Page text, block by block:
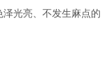
光亮、不发生麻点的